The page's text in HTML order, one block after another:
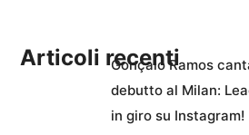
Articoli recenti
Gonçalo Ramos
debutto al Milan:
in giro su Instagram!